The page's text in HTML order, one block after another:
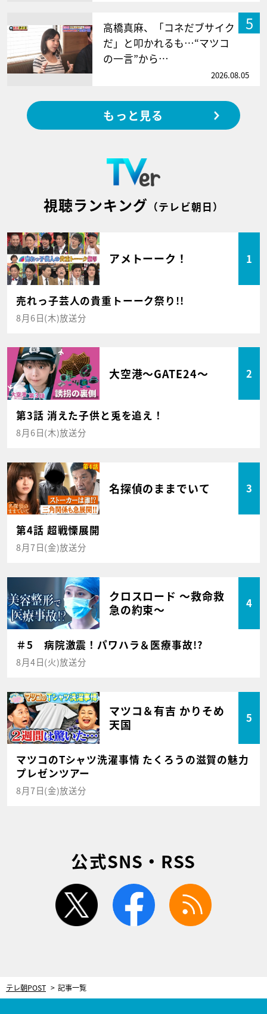
5
高橋真麻、「コネだブサイク
だ」と叩かれるも…“マツコ
の一言”から…
2026.08.05
もっと見る
視聴ランキング （テレビ朝日）
アメトーーク！ 1
売れっ子芸人の貴重トーーク祭り!!
8月6日(木)放送分
大空港～GATE24～ 2
第3話 消えた子供と兎を追え！
8月6日(木)放送分
名探偵のままでいて 3
第4話 超戦慄展開
8月7日(金)放送分
クロスロード ～救命救
急の約束～
4
＃5 病院激震！パワハラ＆医療事故!?
8月4日(火)放送分
マツコ＆有吉 かりそめ
天国
5
マツコのTシャツ洗濯事情 たくろうの滋賀の魅力
プレゼンツアー
8月7日(金)放送分
公式SNS・RSS
twitter facebook
テレ朝POST 記事一覧